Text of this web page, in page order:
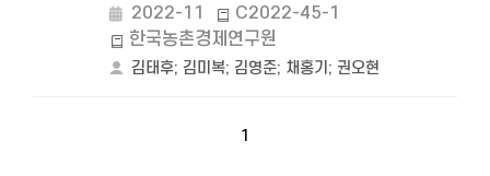
2022-11
C2022-45-1
한국농촌경제연구원
김태후; 김미복; 김영준; 채홍기 ; 권오현
1